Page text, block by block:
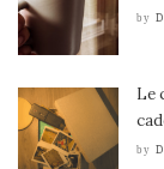
by
Le
by